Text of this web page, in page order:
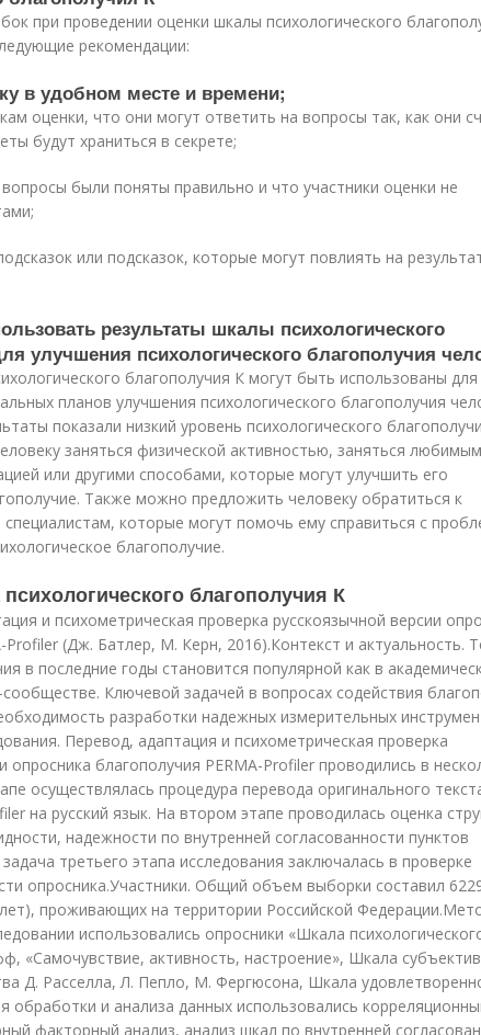
при проведении оценки шкалы психологического
рекомендации:
в удобном месте и времени;
оценки, что они могут ответить на вопросы так, как они
будут храниться в секрете;
были поняты правильно и что участники оценки не
или подсказок, которые могут повлиять на
результаты шкалы психологического
улучшения психологического благополучия
благополучия К могут быть использованы для
планов улучшения психологического благополучия
показали низкий уровень психологического
заняться физической активностью, заняться
или другими способами, которые могут улучшить его
Также можно предложить человеку обратиться к
специалистам, которые могут помочь ему справиться с
благополучие.
благополучия К
и психометрическая проверка русскоязычной версии
Profiler (Дж. Батлер, М. Керн, 2016).Контекст и актуальность.
в последние годы становится популярной как в
сообществе. Ключевой задачей в вопросах содействия
разработки надежных измерительных
Перевод, адаптация и психометрическая проверка
опросника благополучия PERMA-Profiler проводились в
осуществлялась процедура перевода оригинального
на русский язык. На втором этапе проводилась оценка
надежности по внутренней согласованности пунктов
третьего этапа исследования заключалась в проверке
опросника.Участники. Общий объем выборки составил
проживающих на территории Российской
использовались опросники «Шкала
«Самочувствие, активность, настроение», Шкала
Д. Расселла, Л. Пепло, М. Фергюсона, Шкала
обработки и анализа данных использовались
факторный анализ, анализ шкал по внутренней